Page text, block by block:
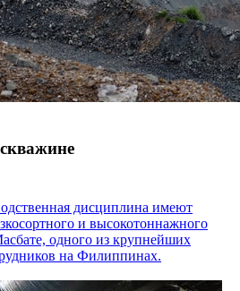
дисциплина имеют
и высокотоннажного
одного из крупнейших
на Филиппинах.